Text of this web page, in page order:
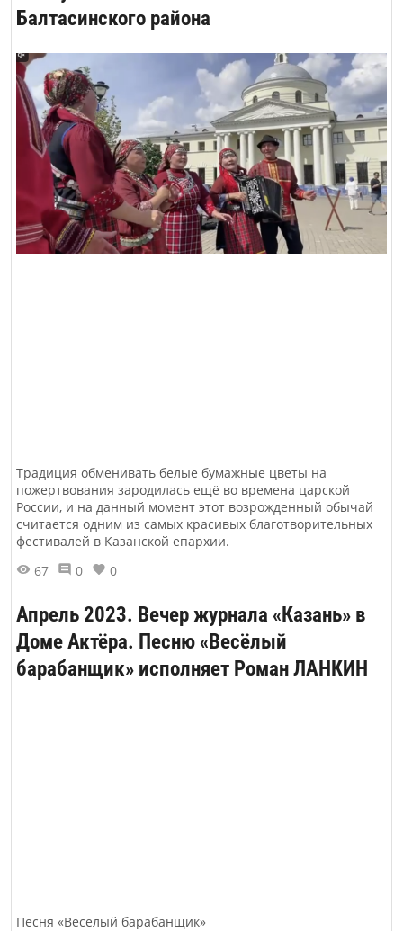
Балтасинского района
Традиция обменивать белые бумажные цветы на
пожертвования зародилась ещё во времена царской
России, и на данный момент этот возрожденный обычай
считается одним из самых красивых благотворительных
фестивалей в Казанской епархии.
67
0 0
Апрель 2023. Вечер журнала «Казань» в
Доме Актёра. Песню «Весёлый
барабанщик» исполняет Роман ЛАНКИН
Песня «Веселый барабанщик»